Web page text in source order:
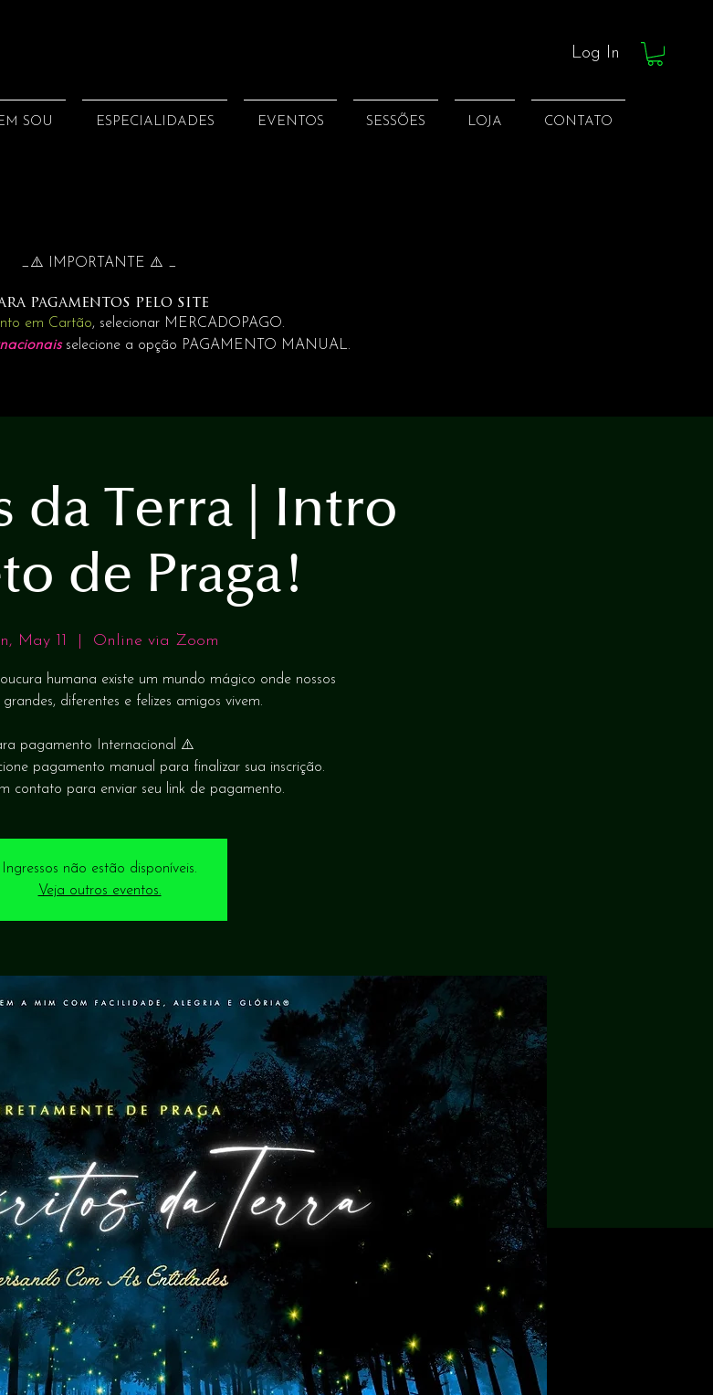
Log In
SOU ESPECIALIDADES EVENTOS SESSÕES LOJA CONTATO
_⚠️ IMPORTANTE ⚠️ _
pagamentos pelo site
em Cartão, selecionar MERCADOPAGO.
selecione a opção PAGAMENTO MANUAL.
da Terra | Intro
de Praga!
May 11 Online via Zoom
humana existe um mundo mágico onde nossos
grandes, diferentes e felizes amigos vivem.
pagamento Internacional ⚠️
pagamento manual para finalizar sua inscrição.
contato para enviar seu link de pagamento.
Ingressos não estão disponíveis.
Veja outros eventos.